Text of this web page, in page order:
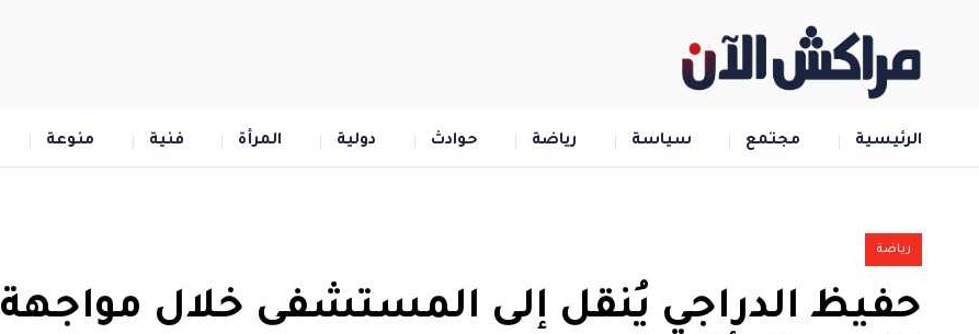
الرئيسية مجتمع سياسة رياضة حوادث دولية المرأة فنية منوعة
رياضة
حفيظ الدراجي يُنقل إلى المستشفى خلال مواجهة